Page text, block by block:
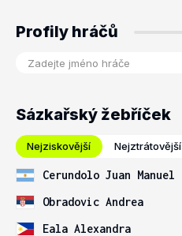
Profily hráčů
Sázkařský žebříček
Nejziskovější Nejztrátovější
Cerundolo Juan Manuel
Obradovic Andrea
Eala Alexandra